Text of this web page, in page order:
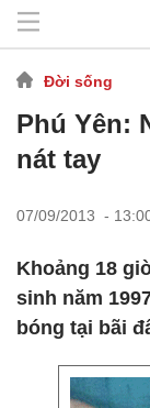
Đời sống
Phú Yên:
nát tay
07/09/2013 -
Khoảng 18
sinh năm
bóng tại bãi